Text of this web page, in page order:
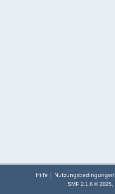
Hilfe |
SMF 2.1.6 © 2025,